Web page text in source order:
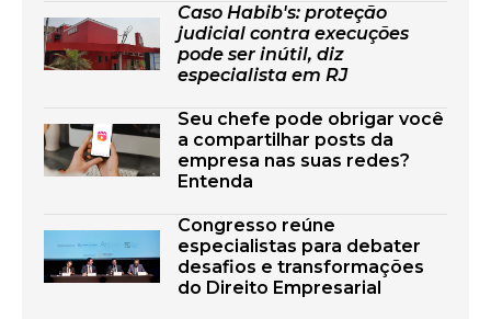
Caso Habib's: proteção
judicial contra execuções
pode ser inútil, diz
especialista em RJ
Seu chefe pode obrigar você
a compartilhar posts da
empresa nas suas redes?
Entenda
Congresso reúne
especialistas para debater
desafios e transformações
do Direito Empresarial